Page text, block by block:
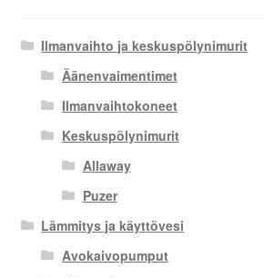
Ilmanvaihto ja keskuspölynimurit
Äänenvaimentimet
Ilmanvaihtokoneet
Keskuspölynimurit
Allaway
Puzer
Lämmitys ja käyttövesi
Avokaivopumput